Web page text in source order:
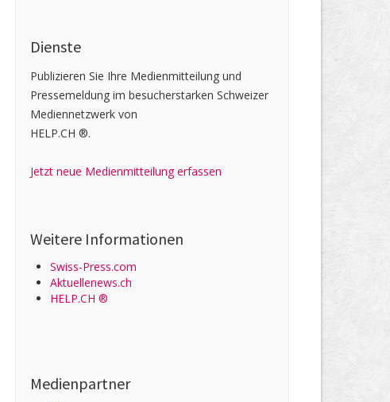
Dienste
Publizieren Sie Ihre Medienmitteilung und
Pressemeldung im besucherstarken Schweizer
Mediennetzwerk von
HELP.CH ®.
Jetzt neue Medienmitteilung erfassen
Weitere Informationen
Swiss-Press.com
Aktuellenews.ch
HELP.CH ®
Medienpartner